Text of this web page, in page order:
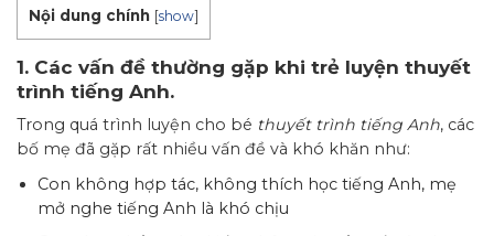
Nội dung chính [show]
1. Các vấn đề thường gặp khi trẻ luyện thuyết
trình tiếng Anh.
Trong quá trình luyện cho bé thuyết trình tiếng Anh, các
bố mẹ đã gặp rất nhiều vấn đề và khó khăn như:
Con không hợp tác, không thích học tiếng Anh, mẹ
mở nghe tiếng Anh là khó chịu